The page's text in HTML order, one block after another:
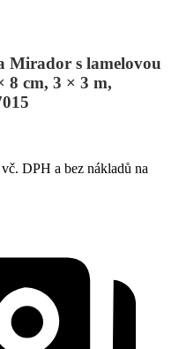
Mirador s lamelovou
8 cm, 3 × 3 m,
DPH a bez nákladů na